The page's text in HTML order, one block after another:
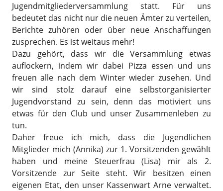
Jugendmitgliederversammlung statt. Für uns
bedeutet das nicht nur die neuen Ämter zu verteilen,
Berichte zuhören oder über neue Anschaffungen
zusprechen. Es ist weitaus mehr!
Dazu gehört, dass wir die Versammlung etwas
auflockern, indem wir dabei Pizza essen und uns
freuen alle nach dem Winter wieder zusehen. Und
wir sind stolz darauf eine selbstorganisierter
Jugendvorstand zu sein, denn das motiviert uns
etwas für den Club und unser Zusammenleben zu
tun.
Daher freue ich mich, dass die Jugendlichen
Mitglieder mich (Annika) zur 1. Vorsitzenden gewählt
haben und meine Steuerfrau (Lisa) mir als 2.
Vorsitzende zur Seite steht. Wir besitzen einen
eigenen Etat, den unser Kassenwart Arne verwaltet.